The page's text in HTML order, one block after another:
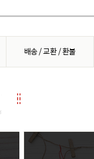
배송 / 교환 / 환불